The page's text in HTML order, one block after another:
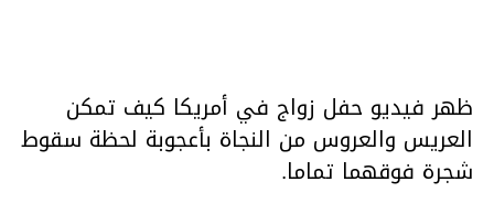
ظهر فيديو حفل زواج في أمريكا كيف تمكن
العريس والعروس من النجاة بأعجوبة لحظة سقوط
شجرة فوقهما تماما.